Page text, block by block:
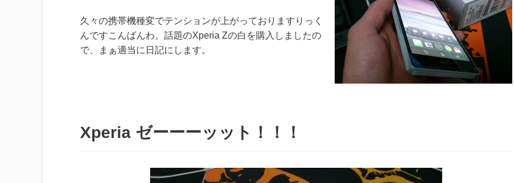
久々の携帯機種変でテンションが上がっておりますりっく
んですこんばんわ。話題のXperia Zの白を購入しましたの
で、まぁ適当に日記にします。
Xperia ゼーーーッット！！！